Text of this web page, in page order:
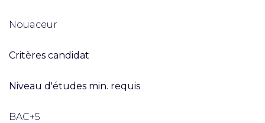
Nouaceur
Critères candidat
Niveau d'études min. requis
BAC+5